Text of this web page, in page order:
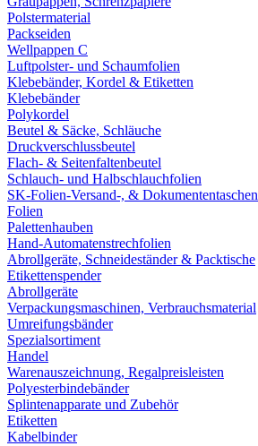
Polstermaterial
Packseiden
Wellpappen C
Luftpolster- und Schaumfolien
Klebebänder, Kordel & Etiketten
Klebebänder
Polykordel
Beutel & Säcke, Schläuche
Druckverschlussbeutel
Flach- & Seitenfaltenbeutel
Schlauch- und Halbschlauchfolien
SK-Folien-Versand-, & Dokumententaschen
Folien
Palettenhauben
Hand-Automatenstrechfolien
Abrollgeräte, Schneideständer & Packtische
Etikettenspender
Abrollgeräte
Verpackungsmaschinen, Verbrauchsmaterial
Umreifungsbänder
Spezialsortiment
Handel
Warenauszeichnung, Regalpreisleisten
Polyesterbindebänder
Splintenapparate und Zubehör
Etiketten
Kabelbinder